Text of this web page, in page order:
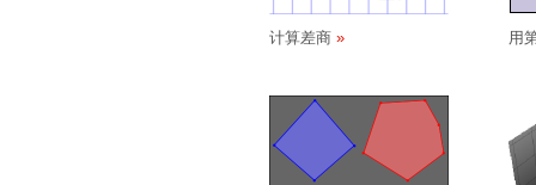
计算差商 用